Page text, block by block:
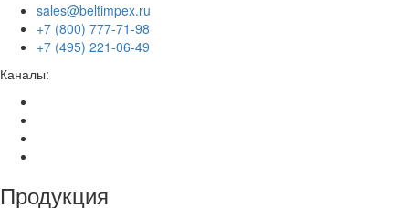
sales@beltimpex.ru
+7 (800) 777-71-98
+7 (495) 221-06-49
Каналы:
Продукция